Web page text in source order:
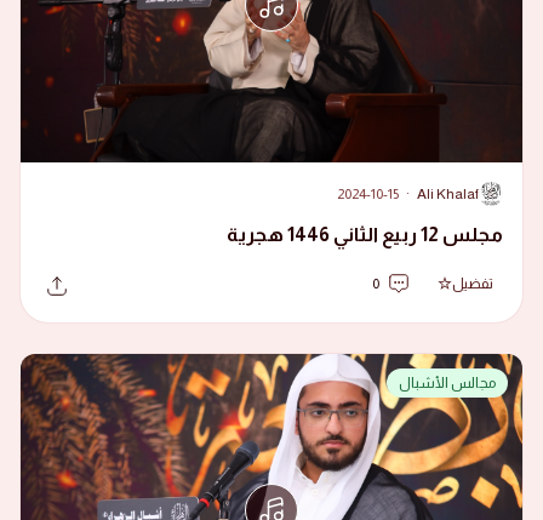
A
Ali Khalaf
·
2024-10-15
مجلس 12 ربيع الثاني 1446 هجرية
تفضيل 0
مجالس الأشبال